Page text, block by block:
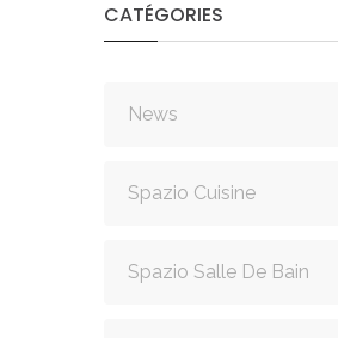
CATÉGORIES
News
Spazio Cuisine
Spazio Salle De Bain